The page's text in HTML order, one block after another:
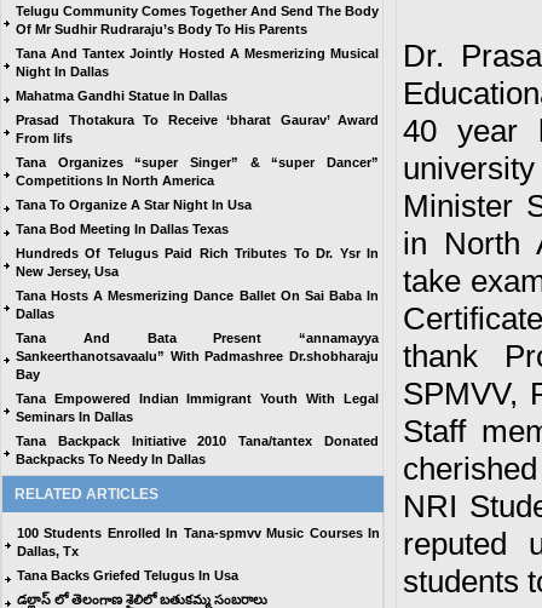
Telugu Community Comes Together And Send The Body
Of Mr Sudhir Rudraraju’s Body To His Parents
Tana And Tantex Jointly Hosted A Mesmerizing Musical
Night In Dallas
Mahatma Gandhi Statue In Dallas
Prasad Thotakura To Receive ‘bharat Gaurav’ Award
From Iifs
Tana Organizes “super Singer” & “super Dancer”
Competitions In North America
Tana To Organize A Star Night In Usa
Tana Bod Meeting In Dallas Texas
Hundreds Of Telugus Paid Rich Tributes To Dr. Ysr In
New Jersey, Usa
Tana Hosts A Mesmerizing Dance Ballet On Sai Baba In
Dallas
Tana And Bata Present “annamayya
Sankeerthanotsavaalu” With Padmashree Dr.shobharaju
Bay
Tana Empowered Indian Immigrant Youth With Legal
Seminars In Dallas
Tana Backpack Initiative 2010 Tana/tantex Donated
Backpacks To Needy In Dallas
RELATED ARTICLES
100 Students Enrolled In Tana-spmvv Music Courses In
Dallas, Tx
Tana Backs Griefed Telugus In Usa
డల్లాస్ లో తెలంగాణ శైలిలో బతుకమ్మ సంబరాలు
Dr.
40 year
Minister
in North
take
thank
SPMVV,
Staff
NRI
reputed
students